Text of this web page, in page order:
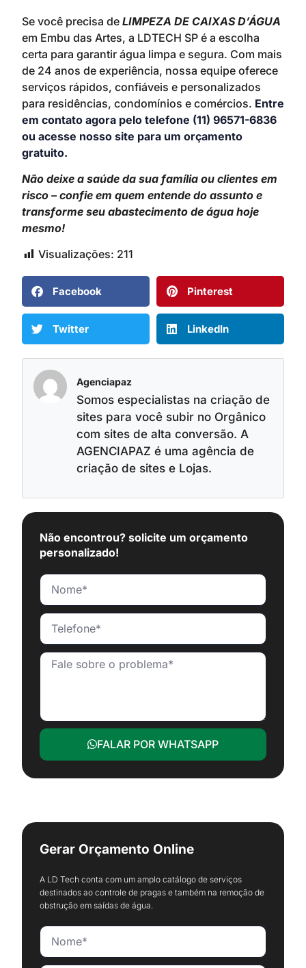
Se você precisa de LIMPEZA DE CAIXAS D’ÁGUA
em Embu das Artes, a LDTECH SP é a escolha
certa para garantir água limpa e segura. Com mais
de 24 anos de experiência, nossa equipe oferece
serviços rápidos, confiáveis e personalizados
para residências, condomínios e comércios. Entre
em contato agora pelo telefone (11) 96571-6836
ou acesse nosso site para um orçamento
gratuito.
Não deixe a saúde da sua família ou clientes em
risco – confie em quem entende do assunto e
transforme seu abastecimento de água hoje
mesmo!
Visualizações: 211
Facebook Pinterest
Twitter LinkedIn
Agenciapaz
Somos especialistas na criação de
sites para você subir no Orgânico
com sites de alta conversão. A
AGENCIAPAZ é uma agência de
criação de sites e Lojas.
Não encontrou? solicite um orçamento
personalizado!
FALAR POR WHATSAPP
Gerar Orçamento Online
A LD Tech conta com um amplo catálogo de serviços
destinados ao controle de pragas e também na remoção de
obstrução em saídas de água.